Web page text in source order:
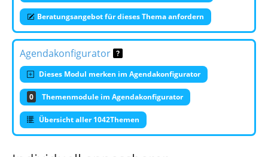
Beratungsangebot für dieses Thema anfordern
Agendakonfigurator
Dieses Modul merken im Agendakonfigurator
0 Themenmodule im Agendakonfigurator
Übersicht aller 1042Themen